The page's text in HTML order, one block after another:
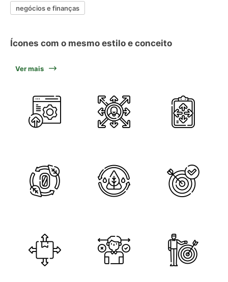
negócios e finanças
Ícones com o mesmo estilo e conceito
Ver mais